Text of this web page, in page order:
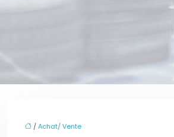
/Achat/ Vente